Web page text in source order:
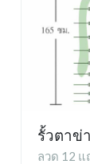
รั้วตาข่
ลวด 12 แ